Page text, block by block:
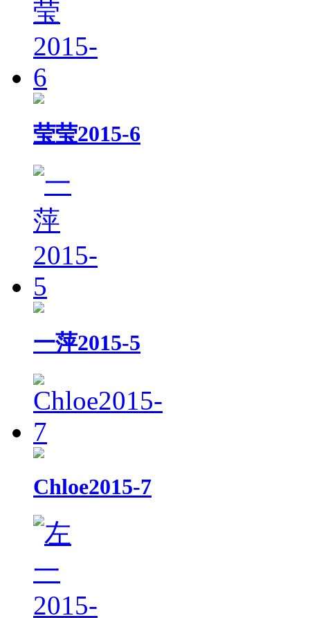
莹莹2015-6
一萍2015-5
Chloe2015-7